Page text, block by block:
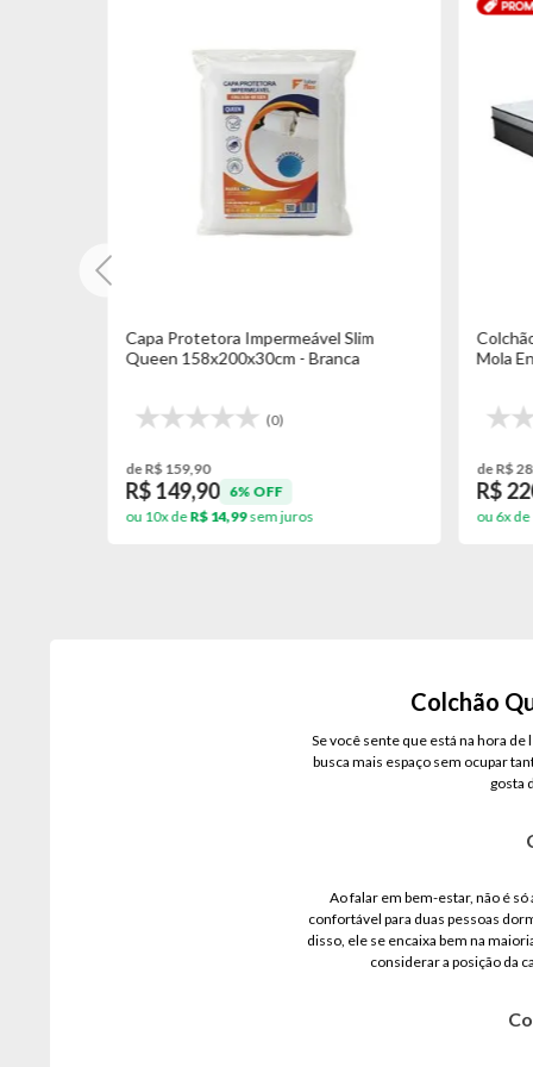
Capa Protetora Impermeável Slim
Queen 158x200x30cm - Branca
(0)
de R$ 159,90
R$ 149,90
6% OFF
ou 10x deR$ 14,99sem juros
Mola
de R$
R$
ou 6x de
Colchão
Se você sente que está na hora
busca mais espaço sem ocupar
gosta
Ao falar em bem-estar, não é
confortável para duas pessoas
disso, ele se encaixa bem na
considerar a posição da